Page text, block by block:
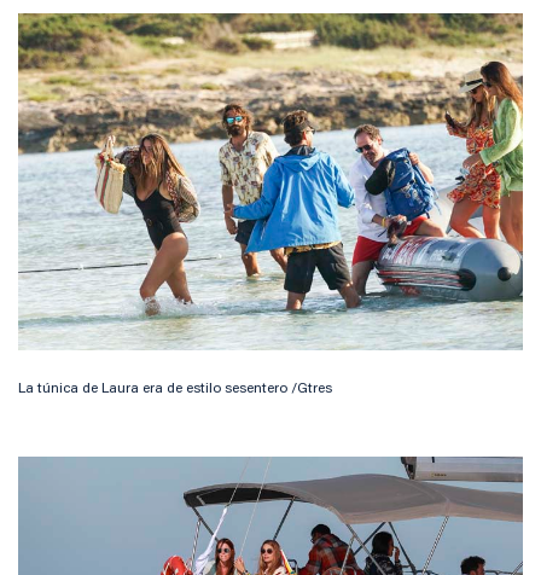
La túnica de Laura era de estilo sesentero /Gtres